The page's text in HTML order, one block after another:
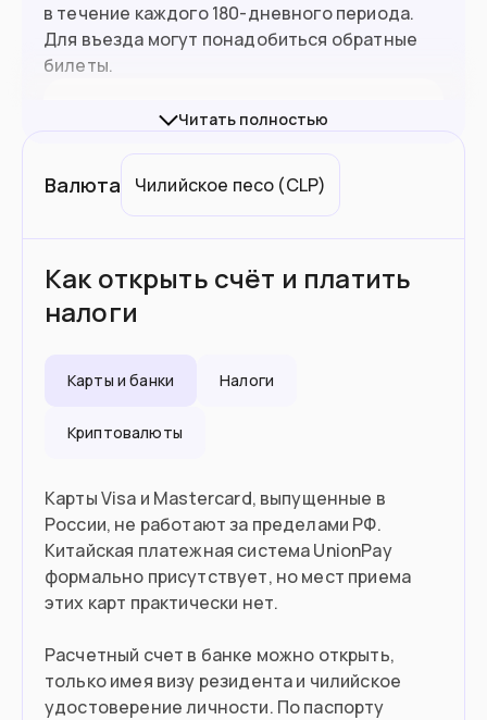
в течение каждого 180-дневного периода.
Для въезда могут понадобиться обратные
билеты.
19.9 млн
Подойдет вам если
У вас есть пассивный доход
Вы ждете ребенка и готовы рожать его
здесь
Вы предприниматель
Документ Загранпаспорт
Виза
Читать полностью
Валюта Чилийское песо (CLP)
Как открыть счёт и платить
налоги
Карты и банки Налоги
Криптовалюты
Карты Visa и Mastercard, выпущенные в
России, не работают за пределами РФ.
Китайская платежная система UnionPay
формально присутствует, но мест приема
этих карт практически нет.
Расчетный счет в банке можно открыть,
только имея визу резидента и чилийское
удостоверение личности. По паспорту